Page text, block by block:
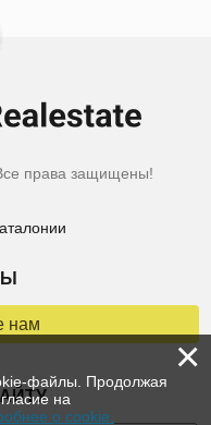
права защищены!
нам
×
файлы. Продолжая
на
о cookie.